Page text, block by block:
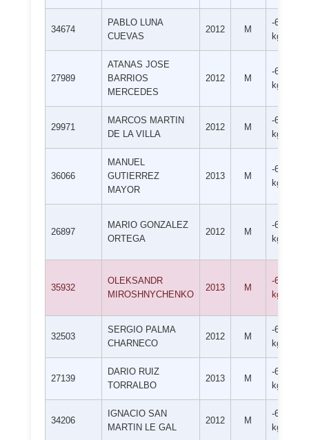
34674
PABLO LUNA
CUEVAS
2012 M
-60
kg
27989
ATANAS JOSE
BARRIOS
MERCEDES
2012 M
-60
kg
29971
MARCOS MARTIN
DE LA VILLA
2012 M
-60
kg
36066
MANUEL
GUTIERREZ
MAYOR
2013 M
-60
kg
26897
MARIO GONZALEZ
ORTEGA
2012 M
-60
kg
35932
OLEKSANDR
MIROSHNYCHENKO
2013 M
-60
kg
32503
SERGIO PALMA
CHARNECO
2012 M
-60
kg
27139
DARIO RUIZ
TORRALBO
2013 M
-60
kg
34206
IGNACIO SAN
MARTIN LE GAL
2012 M
-66
kg